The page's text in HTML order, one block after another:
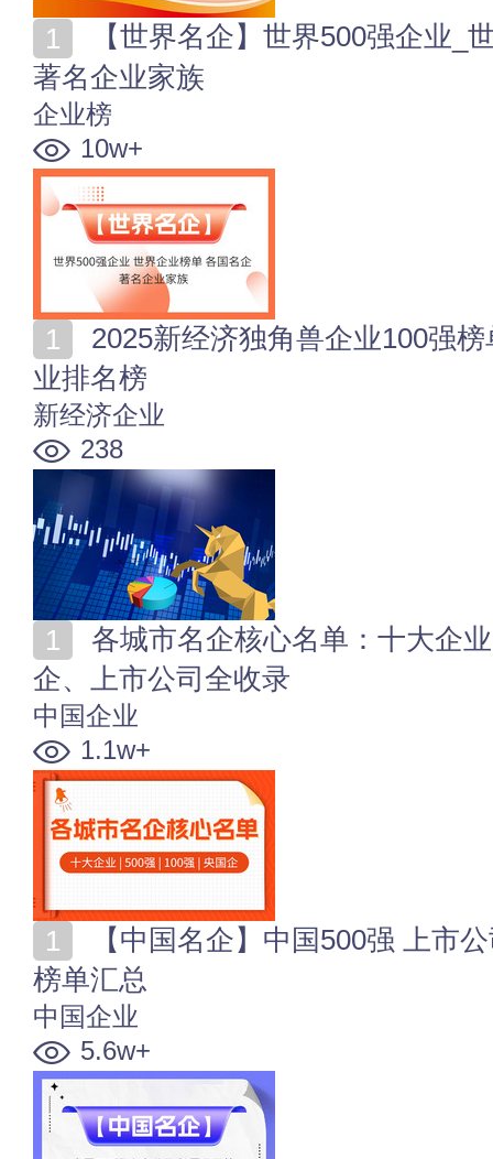
著名企业家族
企业榜
10w+
业排名榜
新经济企业
238
企、上市公司全收录
中国企业
1.1w+
榜单汇总
中国企业
5.6w+